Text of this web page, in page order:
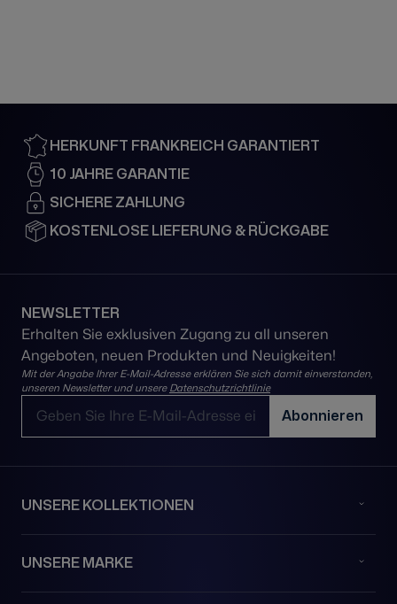
HERKUNFT FRANKREICH GARANTIERT
10 JAHRE GARANTIE
SICHERE ZAHLUNG
KOSTENLOSE LIEFERUNG & RÜCKGABE
NEWSLETTER
Erhalten Sie exklusiven Zugang zu all unseren
Angeboten, neuen Produkten und Neuigkeiten!
Mit der Angabe Ihrer E-Mail-Adresse erklären Sie sich damit einverstanden,
unseren Newsletter und unsere Datenschutzrichtlinie
Abonnieren
UNSERE KOLLEKTIONEN
UNSERE MARKE